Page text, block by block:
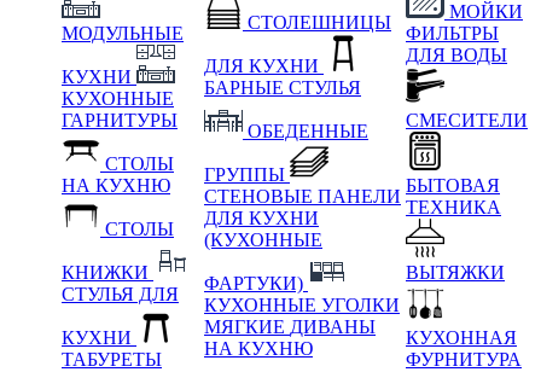
МОДУЛЬНЫЕ
КУХНИ
КУХОННЫЕ
ГАРНИТУРЫ
СТОЛЫ
НА КУХНЮ
СТОЛЫ
КНИЖКИ
СТУЛЬЯ ДЛЯ
КУХНИ
ТАБУРЕТЫ
СТОЛЕШНИЦЫ
ДЛЯ КУХНИ
БАРНЫЕ СТУЛЬЯ
ОБЕДЕННЫЕ
ГРУППЫ
СТЕНОВЫЕ ПАНЕЛИ
ДЛЯ КУХНИ
(КУХОННЫЕ
ФАРТУКИ)
КУХОННЫЕ УГОЛКИ
МЯГКИЕ ДИВАНЫ
НА КУХНЮ
МОЙКИ
ФИЛЬТРЫ
ДЛЯ ВОДЫ
СМЕСИТЕЛИ
БЫТОВАЯ
ТЕХНИКА
ВЫТЯЖКИ
КУХОННАЯ
ФУРНИТУРА